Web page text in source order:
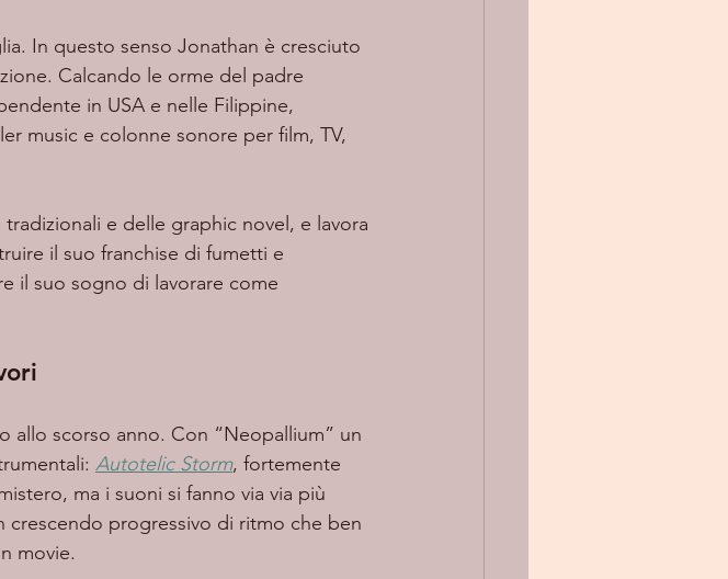
Calcando le orme del padre
in USA e nelle Filippine,
music e colonne sonore per film, TV,
il suo franchise di fumetti e
il suo sogno di lavorare come
allo scorso anno. Con “Neopallium” un
Autotelic Storm, fortemente
ma i suoni si fanno via via più
crescendo progressivo di ritmo che ben
movie.